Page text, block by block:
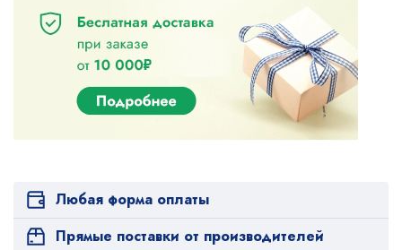
Любая форма оплаты
Прямые поставки от производителей